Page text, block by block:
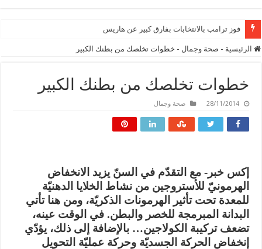
فوز ترامب بالانتخابات بفارق كبير عن هاريس
الرئيسية - صحة وجمال - خطوات تخلصك من بطنك الكبير
خطوات تخلصك من بطنك الكبير
28/11/2014 صحة وجمال
إكس خبر- مع التقدّم في السنّ يزيد الانخفاض
الهرمونيّ للأستروجين من نشاط الخلايا الدهنيّة
للمعدة تحت تأثير الهرمونات الذكريّة، ومن هنا تأتي
البدانة المبرمجة للخصر والبطن. في الوقت عينه،
تضعف تركيبة الكولاجين… بالإضافة إلى ذلك، يؤدّي
إنخفاض الحركة الجسديّة وحركة عمليّة التحويل